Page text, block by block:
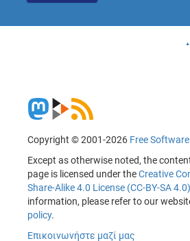
Copyright © 2001-2026 Free
Except as otherwise noted, the
page is licensed under theCreative
Share-Alike 4.0 License (CC-BY-SA 4.0)
information, please refer to our
policy.
Επικοινωνήστε μαζί μας